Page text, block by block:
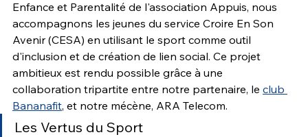
Enfance et Parentalité de l'association Appuis, nous
accompagnons les jeunes du service Croire En Son
Avenir (CESA) en utilisant le sport comme outil
d'inclusion et de création de lien social. Ce projet
ambitieux est rendu possible grâce à une
collaboration tripartite entre notre partenaire, le club
Bananafit, et notre mécène, ARA Telecom.
Les Vertus du Sport